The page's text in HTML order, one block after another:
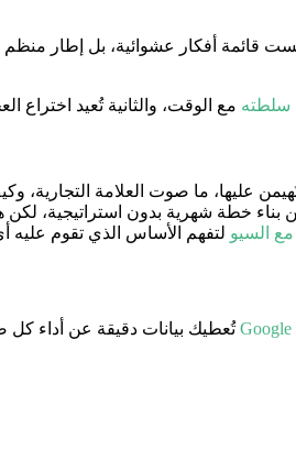
قائمة أفكار عشوائية، بل إطار منظم
سلطته مع الوقت، والثانية تُعيد اختراع
عليها، ما صوت العلامة التجارية،
بناء خطة شهرية بدون استراتيجية،
السيو لتفهم الأساس الذي تقوم عليه
Googleتُعطيك بيانات دقيقة عن أداء